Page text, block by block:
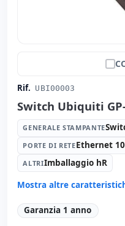
Rif. UBI00003
Switch Ubiquiti
GENERALE STAMPANTE
PORTE DI RETEEthernet
ALTRIImballaggio hR
Mostra altre
Generale stampante:
Porte di rete: Ethernet
Garanzia 1 anno